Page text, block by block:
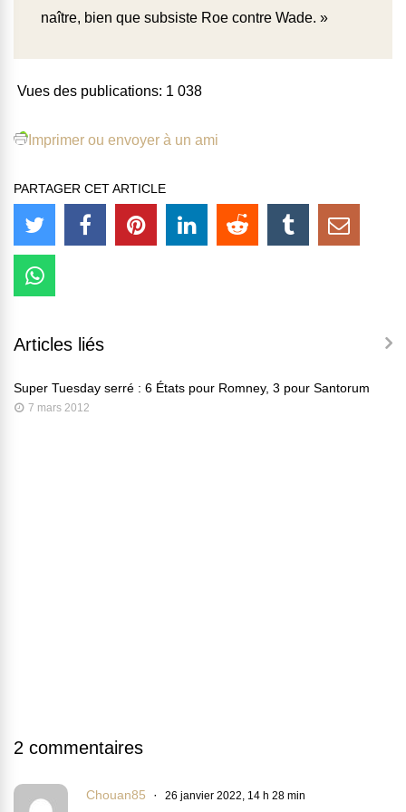
naître, bien que subsiste Roe contre Wade. »
Vues des publications: 1 038
Imprimer ou envoyer à un ami
PARTAGER CET ARTICLE
Articles liés
Super Tuesday serré : 6 États pour Romney, 3 pour Santorum
7 mars 2012
2 commentaires
Chouan85 26 janvier 2022, 14 h 28 min